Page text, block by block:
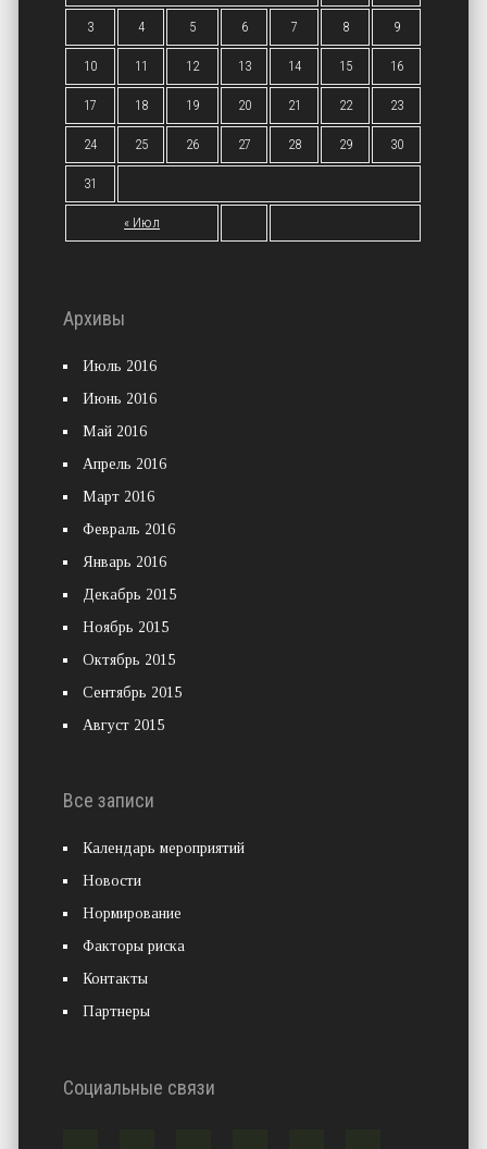
« Июл
3 4 5 6 7 8 9
10 11 12 13 14 15 16
17 18 19 20 21 22 23
24 25 26 27 28 29 30
31
Архивы
Июль 2016
Июнь 2016
Май 2016
Апрель 2016
Март 2016
Февраль 2016
Январь 2016
Декабрь 2015
Ноябрь 2015
Октябрь 2015
Сентябрь 2015
Август 2015
Все записи
Календарь мероприятий
Новости
Нормирование
Факторы риска
Контакты
Партнеры
Социальные связи